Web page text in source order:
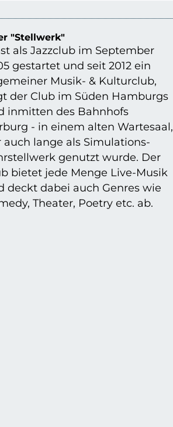
"Stellwerk"
als Jazzclub im September
gestartet und seit 2012 ein
Musik- & Kulturclub,
der Club im Süden Hamburgs
inmitten des Bahnhofs
- in einem alten Wartesaal,
auch lange als Simulations-
genutzt wurde. Der
bietet jede Menge Live-Musik
deckt dabei auch Genres wie
Theater, Poetry etc. ab.